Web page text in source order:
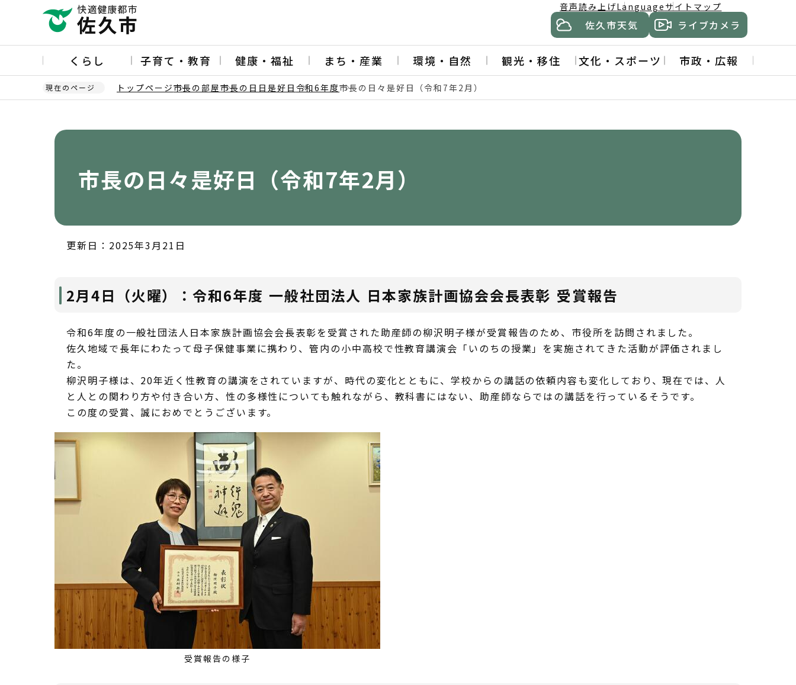
ー
の
音声読み上げLanguage サイトマップ
佐久市天気 ライブカメラ
くらし 子育て・教育 健康・福祉 まち・産業 環境・自然 観光・移住 文化・スポーツ 市政・広報
現在のページ トップページ市長の部屋市長の日日是好日 令和6年度市長の日々是好日（令和7年2月）
市長の日々是好日（令和7年2月）
更新日：2025年3月21日
2月4日（火曜）：令和6年度 一般社団法人 日本家族計画協会会長表彰 受賞報告
令和6年度の一般社団法人日本家族計画協会会長表彰を受賞された助産師の柳沢明子様が受賞報告のため、市役所を訪問されました。
佐久地域で長年にわたって母子保健事業に携わり、管内の小中高校で性教育講演会「いのちの授業」を実施されてきた活動が評価されまし
た。
柳沢明子様は、20年近く性教育の講演をされていますが、時代の変化とともに、学校からの講話の依頼内容も変化しており、現在では、人
と人との関わり方や付き合い方、性の多様性についても触れながら、教科書にはない、助産師ならではの講話を行っているそうです。
この度の受賞、誠におめでとうございます。
受賞報告の様子